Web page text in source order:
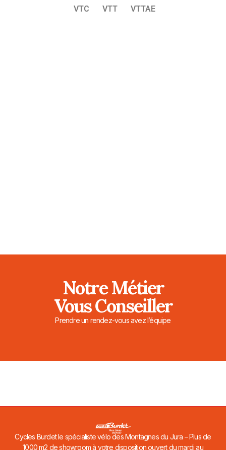
VTC VTT VTTAE
Notre Métier
Vous Conseiller
Prendre un rendez-vous avez l’équipe
Cycles Burdet le spécialiste vélo des Montagnes du Jura – Plus de
1000 m2 de showroom à votre disposition ouvert du mardi au